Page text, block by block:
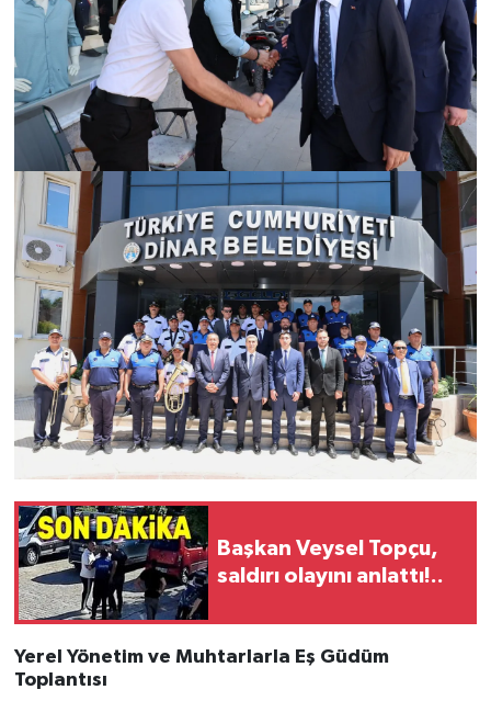
Başkan Veysel Topçu,
saldırı olayını anlattı!..
Yerel Yönetim ve Muhtarlarla Eş Güdüm
Toplantısı